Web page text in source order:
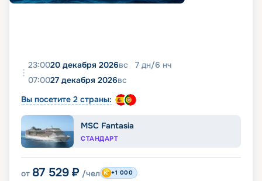
23:0020 декабря 2026вс 7 дн/6 нч
07:0027 декабря 2026вс
Вы посетите 2 страны:
MSC Fantasia
СТАНДАРТ
от 87 529 ₽ /чел +1 000